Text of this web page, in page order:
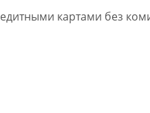
картами без